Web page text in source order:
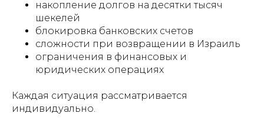
накопление долгов на десятки тысяч
шекелей
блокировка банковских счетов
сложности при возвращении в Израиль
ограничения в финансовых и
юридических операциях
Каждая ситуация рассматривается
индивидуально.